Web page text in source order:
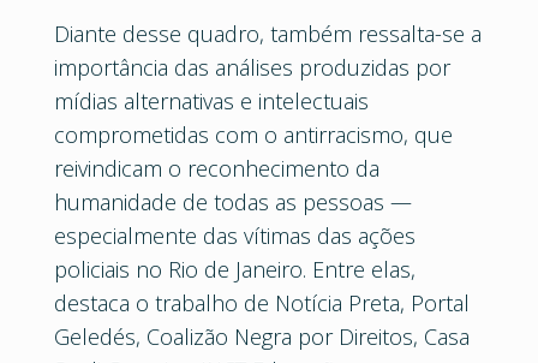
Diante desse quadro, também ressalta-se a
importância das análises produzidas por
mídias alternativas e intelectuais
comprometidas com o antirracismo, que
reivindicam o reconhecimento da
humanidade de todas as pessoas —
especialmente das vítimas das ações
policiais no Rio de Janeiro. Entre elas,
destaca o trabalho de Notícia Preta, Portal
Geledés, Coalizão Negra por Direitos, Casa